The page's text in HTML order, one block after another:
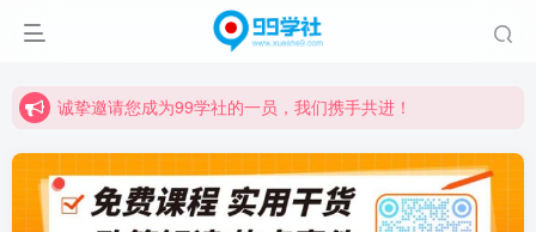
诚挚邀请您成为99学社的一员，我们携手共进！
诚挚邀请您成为99学社的一员，我们携手共进！
学习路上不孤独，99学社与你同行！分享全网优质VIP资源，炒股教程、创业教程、网络营销教程、自媒体短视频教程等，长期更新各大精品创业项目！